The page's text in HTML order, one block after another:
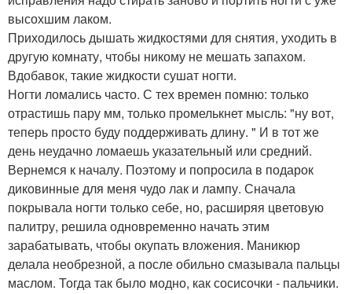
высохшим лаком.
Приходилось дышать жидкостями для снятия, уходить в
другую комнату, чтобы никому не мешать запахом.
Вдобавок, такие жидкости сушат ногти.
Ногти ломались часто. С тех времен помню: только
отрастишь пару мм, только промелькнет мысль: "ну вот,
теперь просто буду поддерживать длину. " И в тот же
день неудачно ломаешь указательный или средний.
Вернемся к началу. Поэтому и попросила в подарок
диковинные для меня чудо лак и лампу. Сначала
покрывала ногти только себе, но, расширяя цветовую
палитру, решила одновременно начать этим
зарабатывать, чтобы окупать вложения. Маникюр
делала необрезной, а после обильно смазывала пальцы
маслом. Тогда так было модно, как сосисочки - пальчики.